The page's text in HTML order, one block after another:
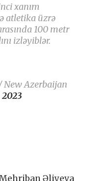
xanım
atletika üzrə
100 metr
izləyiblər.
New Azerbaijan
2023
Əliyeva